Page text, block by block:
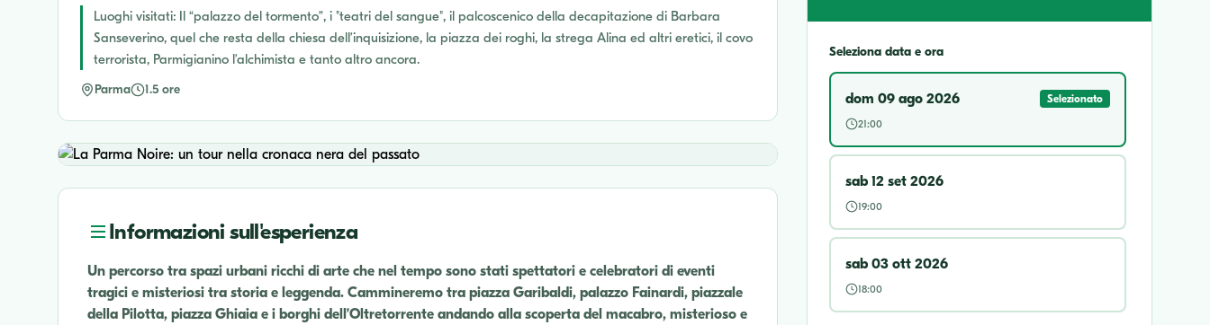
Luoghi visitati: Il “palazzo del tormento”, i "teatri del sangue", il palcoscenico della decapitazione di Barbara
Sanseverino, quel che resta della chiesa dell’inquisizione, la piazza dei roghi, la strega Alina ed altri eretici, il covo
terrorista, Parmigianino l’alchimista e tanto altro ancora.
Parma 1.5 ore
Informazioni sull'esperienza
Un percorso tra spazi urbani ricchi di arte che nel tempo sono stati spettatori e celebratori di eventi
tragici e misteriosi tra storia e leggenda. Cammineremo tra piazza Garibaldi, palazzo Fainardi, piazzale
della Pilotta, piazza Ghiaia e i borghi dell’Oltretorrente andando alla scoperta del macabro, misterioso e
Seleziona data e ora
dom 09 ago 2026
Selezionato
21:00
sab 12 set 2026
19:00
sab 03 ott 2026
18:00